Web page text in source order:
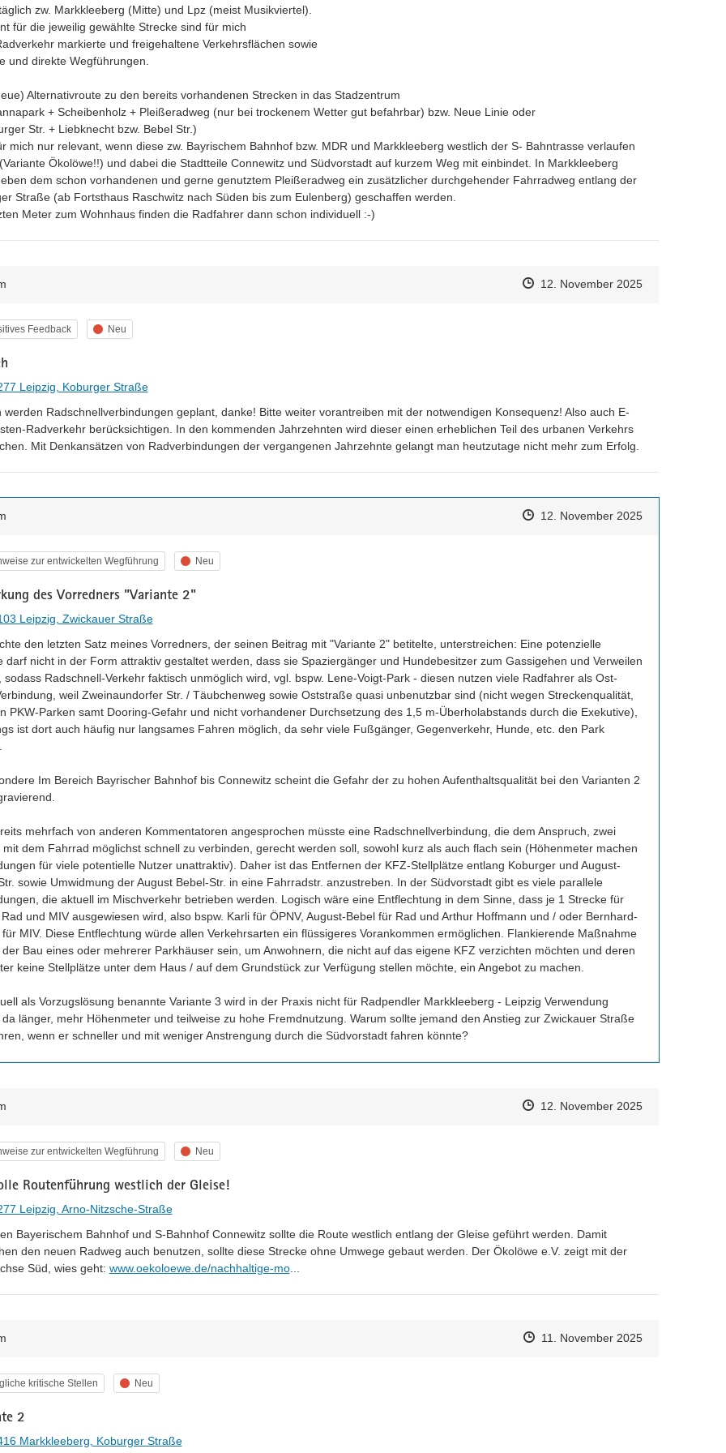
zw. Markkleeberg (Mitte) und Lpz (meist Musikviertel).
für die jeweilig gewählte Strecke sind für mich
markierte und freigehaltene Verkehrsflächen sowie
und direkte Wegführungen.
Alternativroute zu den bereits vorhandenen Strecken in das Stadzentrum
+ Scheibenholz + Pleißeradweg (nur bei trockenem Wetter gut befahrbar) bzw. Neue Linie oder
Str. + Liebknecht bzw. Bebel Str.)
mich nur relevant, wenn diese zw. Bayrischem Bahnhof bzw. MDR und Markkleeberg westlich der S- Bahntrasse verlaufen
Ökolöwe!!) und dabei die Stadtteile Connewitz und Südvorstadt auf kurzem Weg mit einbindet. In Markkleeberg
dem schon vorhandenen und gerne genutztem Pleißeradweg ein zusätzlicher durchgehender Fahrradweg entlang der
Straße (ab Fortsthaus Raschwitz nach Süden bis zum Eulenberg) geschaffen werden.
Meter zum Wohnhaus finden die Radfahrer dann schon individuell :-)
Zeitpunkt des Erstellens
Zeitpunkt des Erstellens
12. November 2025Zur Äußerung
Feedback Status
Neu
Leipzig, Koburger Straße
werden Radschnellverbindungen geplant, danke! Bitte weiter vorantreiben mit der notwendigen Konsequenz! Also auch E-
Radverkehr berücksichtigen. In den kommenden Jahrzehnten wird dieser einen erheblichen Teil des urbanen Verkehrs
Mit Denkansätzen von Radverbindungen der vergangenen Jahrzehnte gelangt man heutzutage nicht mehr zum Erfolg.
Zeitpunkt des Erstellens
Zeitpunkt des Erstellens
12. November 2025Zur Äußerung
zur entwickelten Wegführung Status
Neu
des Vorredners "Variante 2"
Leipzig, Zwickauer Straße
den letzten Satz meines Vorredners, der seinen Beitrag mit "Variante 2" betitelte, unterstreichen: Eine potenzielle
darf nicht in der Form attraktiv gestaltet werden, dass sie Spaziergänger und Hundebesitzer zum Gassigehen und Verweilen
sodass Radschnell-Verkehr faktisch unmöglich wird, vgl. bspw. Lene-Voigt-Park - diesen nutzen viele Radfahrer als Ost-
weil Zweinaundorfer Str. / Täubchenweg sowie Oststraße quasi unbenutzbar sind (nicht wegen Streckenqualität,
PKW-Parken samt Dooring-Gefahr und nicht vorhandener Durchsetzung des 1,5 m-Überholabstands durch die Exekutive),
ist dort auch häufig nur langsames Fahren möglich, da sehr viele Fußgänger, Gegenverkehr, Hunde, etc. den Park
Im Bereich Bayrischer Bahnhof bis Connewitz scheint die Gefahr der zu hohen Aufenthaltsqualität bei den Varianten 2
mehrfach von anderen Kommentatoren angesprochen müsste eine Radschnellverbindung, die dem Anspruch, zwei
mit dem Fahrrad möglichst schnell zu verbinden, gerecht werden soll, sowohl kurz als auch flach sein (Höhenmeter machen
für viele potentielle Nutzer unattraktiv). Daher ist das Entfernen der KFZ-Stellplätze entlang Koburger und August-
sowie Umwidmung der August Bebel-Str. in eine Fahrradstr. anzustreben. In der Südvorstadt gibt es viele parallele
die aktuell im Mischverkehr betrieben werden. Logisch wäre eine Entflechtung in dem Sinne, dass je 1 Strecke für
Rad und MIV ausgewiesen wird, also bspw. Karli für ÖPNV, August-Bebel für Rad und Arthur Hoffmann und / oder Bernhard-
MIV. Diese Entflechtung würde allen Verkehrsarten ein flüssigeres Vorankommen ermöglichen. Flankierende Maßnahme
der Bau eines oder mehrerer Parkhäuser sein, um Anwohnern, die nicht auf das eigene KFZ verzichten möchten und deren
keine Stellplätze unter dem Haus / auf dem Grundstück zur Verfügung stellen möchte, ein Angebot zu machen.
als Vorzugslösung benannte Variante 3 wird in der Praxis nicht für Radpendler Markkleeberg - Leipzig Verwendung
länger, mehr Höhenmeter und teilweise zu hohe Fremdnutzung. Warum sollte jemand den Anstieg zur Zwickauer Straße
wenn er schneller und mit weniger Anstrengung durch die Südvorstadt fahren könnte?
Zeitpunkt des Erstellens
Zeitpunkt des Erstellens
12. November 2025Zur Äußerung
zur entwickelten Wegführung Status
Neu
Routenführung westlich der Gleise!
Leipzig, Arno-Nitzsche-Straße
Bayerischem Bahnhof und S-Bahnhof Connewitz sollte die Route westlich entlang der Gleise geführt werden. Damit
den neuen Radweg auch benutzen, sollte diese Strecke ohne Umwege gebaut werden. Der Ökolöwe e.V. zeigt mit der
Süd, wies geht: https://
www.oekoloewe.de/nachhaltige-mobilitaet-stadtentwicklung-detail/aktiv-achse-sued.html
...
Zeitpunkt des Erstellens
Zeitpunkt des Erstellens
11. November 2025Zur Äußerung
kritische Stellen Status
Neu
2
Markkleeberg, Koburger Straße